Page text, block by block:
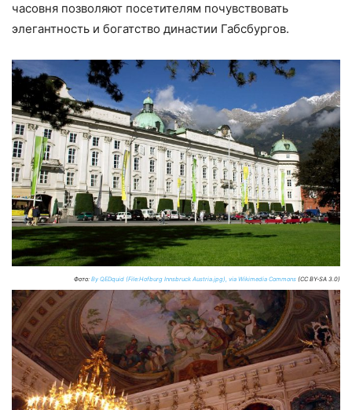
часовня позволяют посетителям почувствовать
элегантность и богатство династии Габсбургов.
Фото: By QEDquid (File:Hofburg Innsbruck Austria.jpg), via Wikimedia Commons (CC BY-SA 3.0)